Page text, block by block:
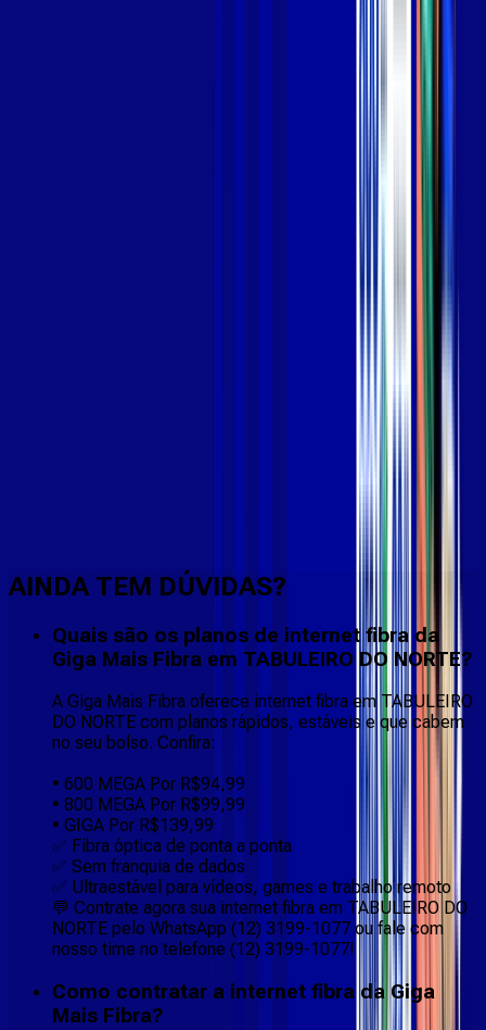
AINDA TEM DÚVIDAS?
Quais são os planos de internet fibra da
Giga Mais Fibra em TABULEIRO DO NORTE?
A Giga Mais Fibra oferece internet fibra em TABULEIRO
DO NORTE com planos rápidos, estáveis e que cabem
no seu bolso. Confira:
• 600 MEGA Por R$94,99
• 800 MEGA Por R$99,99
• GIGA Por R$139,99
✅ Fibra óptica de ponta a ponta
✅ Sem franquia de dados
✅ Ultraestável para vídeos, games e trabalho remoto
💬 Contrate agora sua internet fibra em TABULEIRO DO
NORTE pelo WhatsApp (12) 3199-1077 ou fale com
nosso time no telefone (12) 3199-1077!
Como contratar a internet fibra da Giga
Mais Fibra?